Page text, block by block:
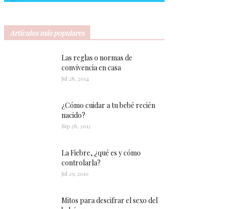
Artículos más populares
Las reglas o normas de
convivencia en casa
Jul 28, 2014
¿Cómo cuidar a tu bebé recién
nacido?
Sep 28, 2012
La Fiebre, ¿qué es y cómo
controlarla?
Jul 29, 2010
Mitos para descifrar el sexo del